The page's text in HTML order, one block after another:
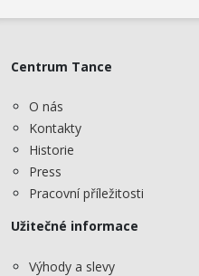
Centrum Tance
O nás
Kontakty
Historie
Press
Pracovní příležitosti
Užitečné informace
Výhody a slevy